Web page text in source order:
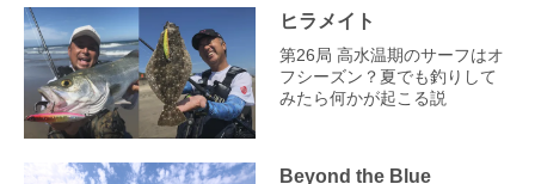
ヒラメイト
第26局 高水温期のサーフはオ
フシーズン？夏でも釣りして
みたら何かが起こる説
Beyond the Blue